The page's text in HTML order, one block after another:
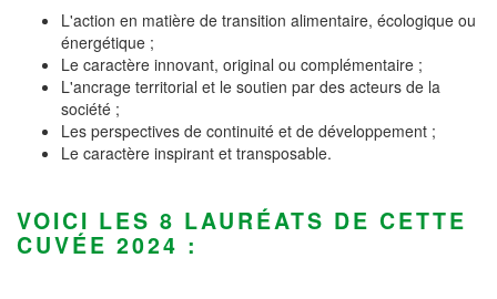
L'action en matière de transition alimentaire, écologique ou
énergétique ;
Le caractère innovant, original ou complémentaire ;
L'ancrage territorial et le soutien par des acteurs de la
société ;
Les perspectives de continuité et de développement ;
Le caractère inspirant et transposable.
VOICI LES 8 LAURÉATS DE CETTE
CUVÉE 2024 :